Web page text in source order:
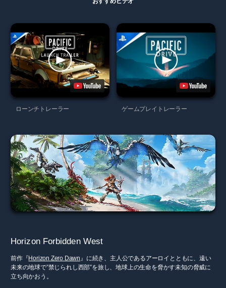
ローンチトレーラー ゲームプレイトレーラー
Horizon Forbidden West
前作『Horizon Zero Dawn 』に続き、主人公であるアーロイとともに、遠い
未来の地球で”禁じられし西部”を旅し、地球上の生命を脅かす未知の脅威に
立ち向かおう。